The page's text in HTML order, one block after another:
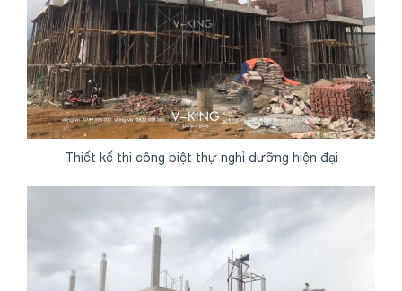
Thiết kế thi công biệt thự nghỉ dưỡng hiện đại